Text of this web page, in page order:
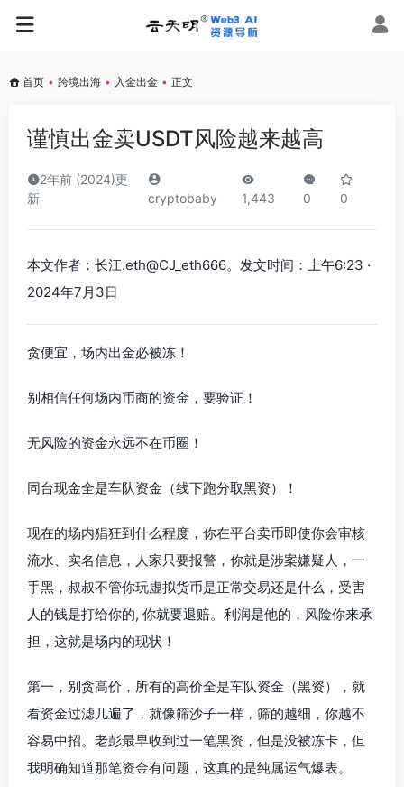
首页 • 跨境出海 • 入金出金 • 正文
谨慎出金卖USDT风险越来越高
2年前 (2024)更
新
cryptobaby 1,443 0 0
本文作者：长江.eth@CJ_eth666。发文时间：上午6:23 ·
2024年7月3日
贪便宜，场内出金必被冻！
别相信任何场内币商的资金，要验证！
无风险的资金永远不在币圈！
同台现金全是车队资金（线下跑分取黑资）！
现在的场内猖狂到什么程度，你在平台卖币即使你会审核
流水、实名信息，人家只要报警，你就是涉案嫌疑人，一
手黑，叔叔不管你玩虚拟货币是正常交易还是什么，受害
人的钱是打给你的, 你就要退赔。利润是他的，风险你来承
担，这就是场内的现状！
第一，别贪高价，所有的高价全是车队资金（黑资），就
看资金过滤几遍了，就像筛沙子一样，筛的越细，你越不
容易中招。老彭最早收到过一笔黑资，但是没被冻卡，但
我明确知道那笔资金有问题，这真的是纯属运气爆表。